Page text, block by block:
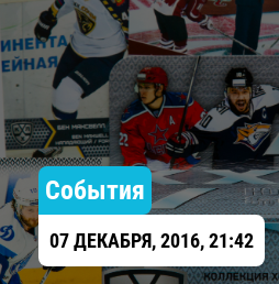
События
07 ДЕКАБРЯ, 2016, 21:42